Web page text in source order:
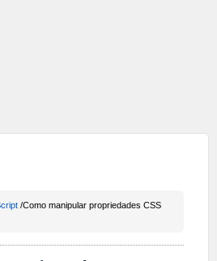
/Como manipular propriedades CSS